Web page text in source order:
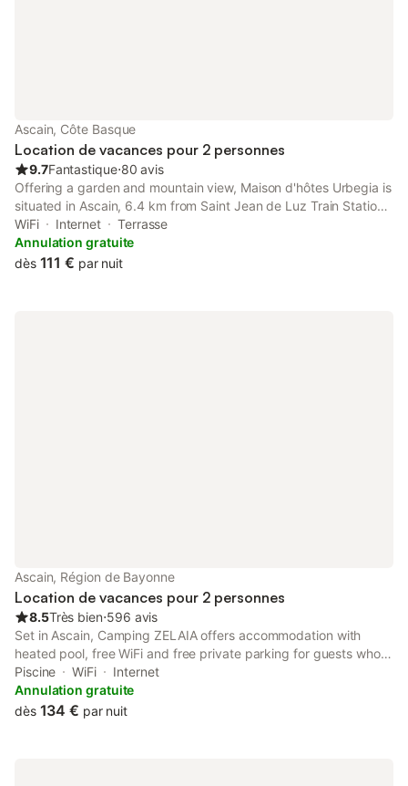
Ascain, Côte Basque
Location de vacances pour 2 personnes
9.7Fantastique⋅80 avis
Offering a garden and mountain view, Maison d'hôtes Urbegia is
situated in Ascain, 6.4 km from Saint Jean de Luz Train Station
and 6.4 km from Saint-Jean-Baptiste Church. This property
offers access to a terrace, free private parking and free WiFi.
WiFi Internet
Terrasse
Annulation gratuite
dès 111 € par nuit
Ascain, Région de Bayonne
Location de vacances pour 2 personnes
8.5Très bien⋅596 avis
Set in Ascain, Camping ZELAIA offers accommodation with
heated pool, free WiFi and free private parking for guests who
drive. It is located 8.7 km from Saint Jean de Luz Train Station
and provides private check-in and check-out.
Piscine WiFi
Internet
Annulation gratuite
dès 134 € par nuit